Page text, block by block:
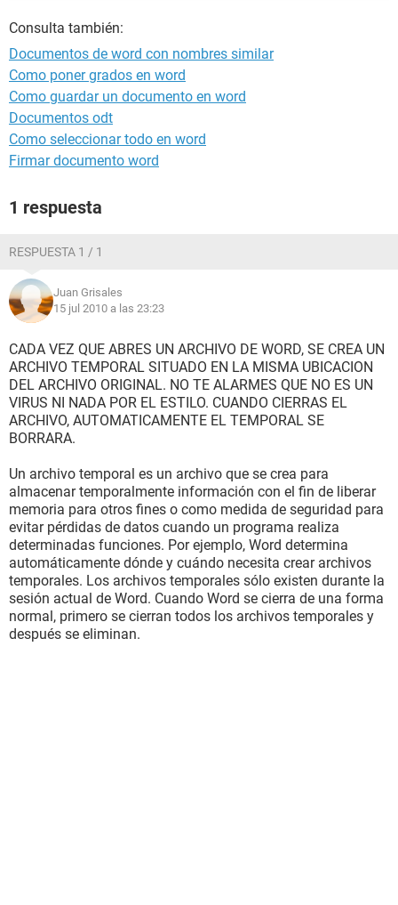
Consulta también:
Documentos de word con nombres similar
Como poner grados en word
Como guardar un documento en word
Documentos odt
Como seleccionar todo en word
Firmar documento word
1 respuesta
RESPUESTA 1 / 1
Juan Grisales
15 jul 2010 a las 23:23
CADA VEZ QUE ABRES UN ARCHIVO DE WORD, SE CREA UN
ARCHIVO TEMPORAL SITUADO EN LA MISMA UBICACION
DEL ARCHIVO ORIGINAL. NO TE ALARMES QUE NO ES UN
VIRUS NI NADA POR EL ESTILO. CUANDO CIERRAS EL
ARCHIVO, AUTOMATICAMENTE EL TEMPORAL SE
BORRARA.
Un archivo temporal es un archivo que se crea para
almacenar temporalmente información con el fin de liberar
memoria para otros fines o como medida de seguridad para
evitar pérdidas de datos cuando un programa realiza
determinadas funciones. Por ejemplo, Word determina
automáticamente dónde y cuándo necesita crear archivos
temporales. Los archivos temporales sólo existen durante la
sesión actual de Word. Cuando Word se cierra de una forma
normal, primero se cierran todos los archivos temporales y
después se eliminan.